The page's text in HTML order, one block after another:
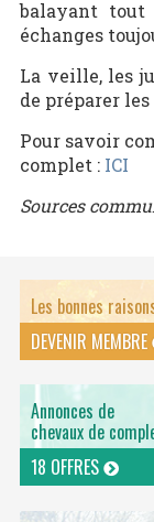
balayant
échanges
La veille, les
de préparer
Pour savoir
complet : ICI
Sources
Les bonnes
DEVENIR MEMBRE
Annonces de
chevaux de
18 OFFRES